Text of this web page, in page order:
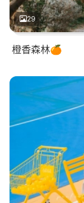
29
橙香森林🍊